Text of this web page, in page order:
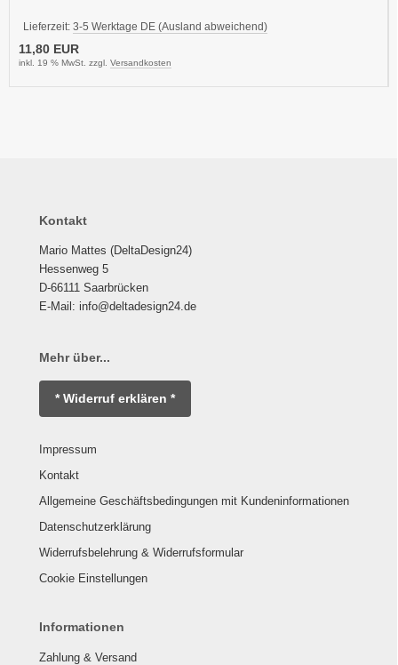
Lieferzeit: 3-5 Werktage DE (Ausland abweichend)
11,80 EUR
inkl. 19 % MwSt. zzgl. Versandkosten
Kontakt
Mario Mattes (DeltaDesign24)
Hessenweg 5
D-66111 Saarbrücken
E-Mail: info@deltadesign24.de
Mehr über...
* Widerruf erklären *
Impressum
Kontakt
Allgemeine Geschäftsbedingungen mit Kundeninformationen
Datenschutzerklärung
Widerrufsbelehrung & Widerrufsformular
Cookie Einstellungen
Informationen
Zahlung & Versand